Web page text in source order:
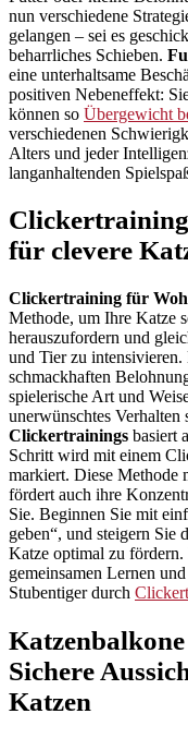
nun verschiedene
gelangen – sei es
beharrliches Schieben.
eine unterhaltsame
positiven Nebeneffekt:
können so Übergewicht
verschiedenen
Alters und jeder
langanhaltenden
für clevere
Clickertraining für
Methode, um Ihre Katze
herauszufordern und
und Tier zu
schmackhaften
spielerische Art und
unerwünschtes
Clickertrainings basiert
Schritt wird mit einem
markiert. Diese Methode
fördert auch ihre
Sie. Beginnen Sie mit
geben“, und steigern Sie
Katze optimal zu fördern.
gemeinsamen Lernen
Stubentiger durch
Sichere
Katzen